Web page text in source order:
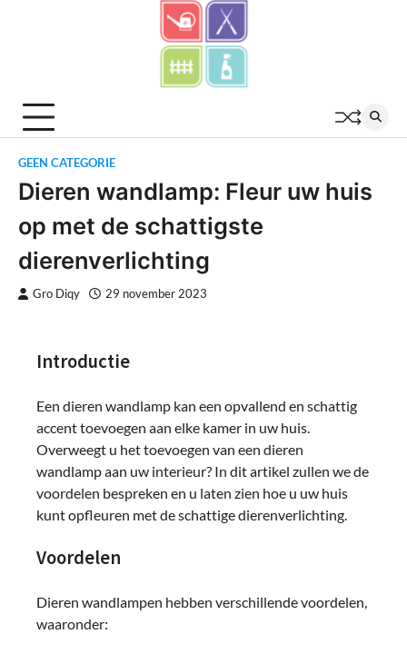
GEEN CATEGORIE
Dieren wandlamp: Fleur uw huis
op met de schattigste
dierenverlichting
Gro Diqy 29 november 2023
Introductie
Een dieren wandlamp kan een opvallend en schattig
accent toevoegen aan elke kamer in uw huis.
Overweegt u het toevoegen van een dieren
wandlamp aan uw interieur? In dit artikel zullen we de
voordelen bespreken en u laten zien hoe u uw huis
kunt opfleuren met de schattige dierenverlichting.
Voordelen
Dieren wandlampen hebben verschillende voordelen,
waaronder: